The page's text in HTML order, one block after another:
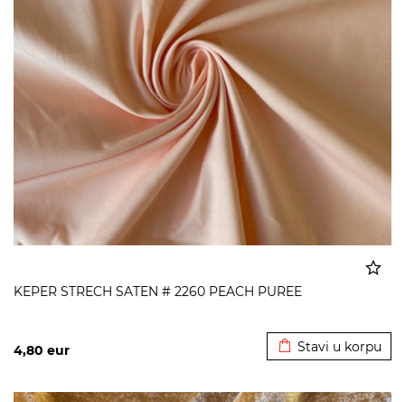
KEPER STRECH SATEN # 2260 PEACH PUREE
4,80 eur Stavi u korpu